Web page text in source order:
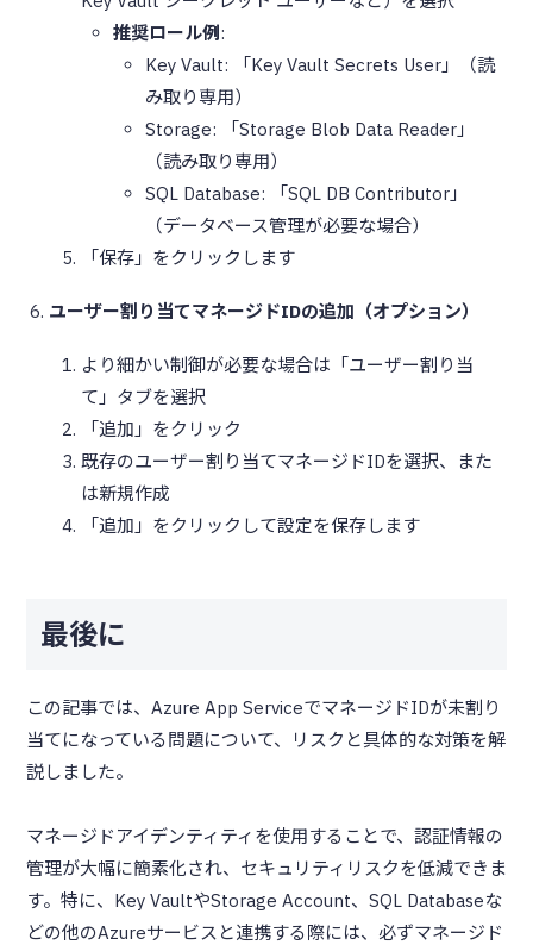
推奨ロール例:
Key Vault: 「Key Vault Secrets User」（読
み取り専用）
Storage: 「Storage Blob Data Reader」
（読み取り専用）
SQL Database: 「SQL DB Contributor」
（データベース管理が必要な場合）
「保存」をクリックします
ユーザー割り当てマネージドIDの追加（オプション）
より細かい制御が必要な場合は「ユーザー割り当
て」タブを選択
「追加」をクリック
既存のユーザー割り当てマネージドIDを選択、また
は新規作成
「追加」をクリックして設定を保存します
最後に
この記事では、Azure App ServiceでマネージドIDが未割り
当てになっている問題について、リスクと具体的な対策を解
説しました。
マネージドアイデンティティを使用することで、認証情報の
管理が大幅に簡素化され、セキュリティリスクを低減できま
す。特に、Key VaultやStorage Account、SQL Databaseな
どの他のAzureサービスと連携する際には、必ずマネージド